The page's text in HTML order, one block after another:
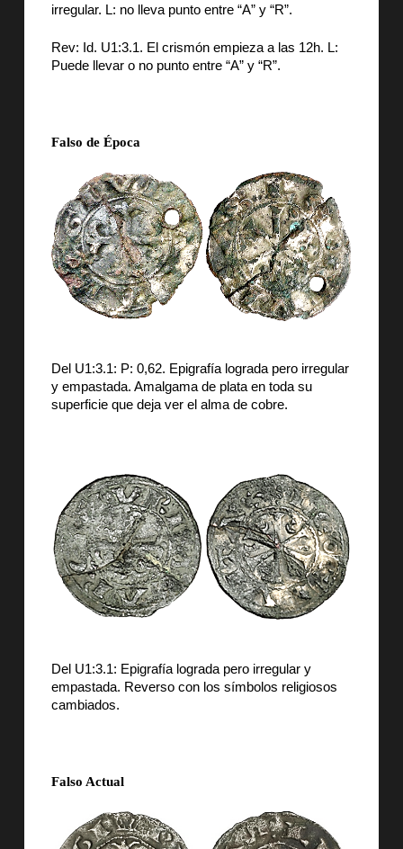
irregular. L: no lleva punto entre “A” y “R”.
Rev: Id. U1:3.1. El crismón empieza a las 12h. L:
Puede llevar o no punto entre “A” y “R”.
Falso de Época
Del U1:3.1: P: 0,62. Epigrafía lograda pero irregular
y empastada. Amalgama de plata en toda su
superficie que deja ver el alma de cobre.
Del U1:3.1: Epigrafía lograda pero irregular y
empastada. Reverso con los símbolos religiosos
cambiados.
Falso Actual